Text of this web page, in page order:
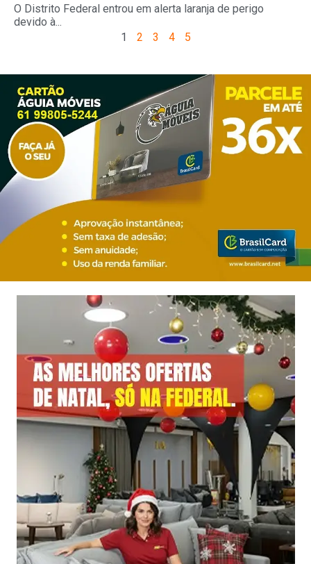
O Distrito Federal entrou em alerta laranja de perigo
devido à...
1 2 3 4 5